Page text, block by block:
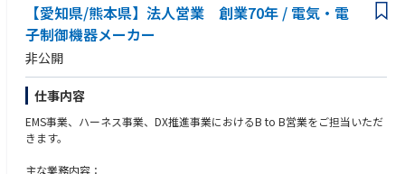
※上記内容は、募集開始時点の内容であり、入社後必要に応じて変更とな
る場合がございます。予めご了承ください。
ど）
・ 顧客課題のヒアリング
・ 営業、関連部署との提案可否の検討、提案活動
・ 受注後のプロジェクト推進、横展開への可否検討
【ポジションの魅力・やりがい・キャリアパス】
・幅広い製品／技術を用いた金融システムを上流から稼働・運用保守業務
まで経験でき、段階的に多様なスキル獲得とキャリアを形成できる
・フロントSEとして顧客に近い立場で職務を遂行することができ、ITスキ
言と成長を支援する。
・Customer & Society Focus（顧客・社会起点で考える）：
社会を起点に課題を捉え、常に誠実に行動することを忘れずに、社内外
の関係者と協創で成果に責任を持って社会に貢献する。
・Innovation（イノベーションを起こす）：
新しい価値を生み出すために、情熱を持って学び、現状に挑戦し、素早
く応えて、イノベーションを加速する。
【その他職種特有】
【愛知県/熊本県】法人営業 創業70年 / 電気・電
子制御機器メーカー
非公開
仕事内容
EMS事業、ハーネス事業、DX推進事業におけるB to B営業をご担当いただ
きます。
主な業務内容：